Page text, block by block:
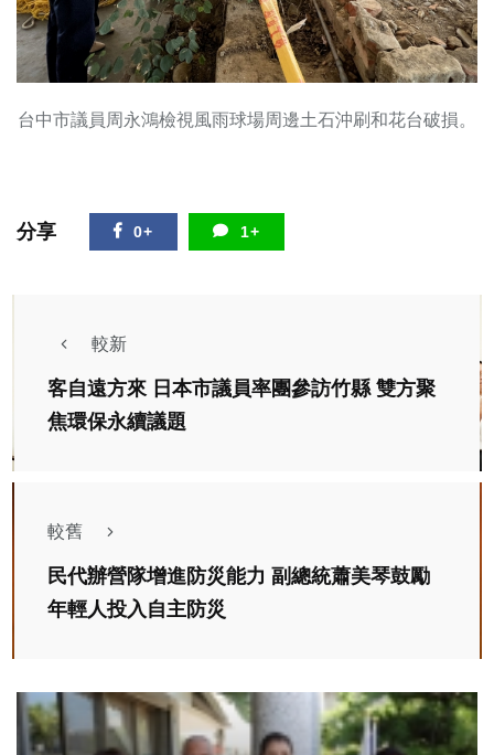
台中市議員周永鴻檢視風雨球場周邊土石沖刷和花台破損。
分享 0+ 1+
較新
客自遠方來 日本市議員率團參訪竹縣 雙方聚
焦環保永續議題
較舊
民代辦營隊增進防災能力 副總統蕭美琴鼓勵
年輕人投入自主防災